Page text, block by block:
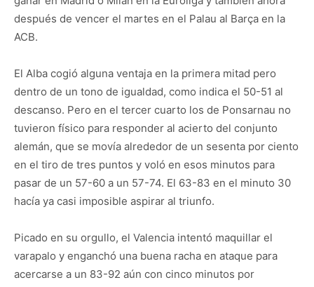
después de vencer el martes en el Palau al Barça en la
ACB.
El Alba cogió alguna ventaja en la primera mitad pero
dentro de un tono de igualdad, como indica el 50-51 al
descanso. Pero en el tercer cuarto los de Ponsarnau no
tuvieron físico para responder al acierto del conjunto
alemán, que se movía alrededor de un sesenta por ciento
en el tiro de tres puntos y voló en esos minutos para
pasar de un 57-60 a un 57-74. El 63-83 en el minuto 30
hacía ya casi imposible aspirar al triunfo.
Picado en su orgullo, el Valencia intentó maquillar el
varapalo y enganchó una buena racha en ataque para
acercarse a un 83-92 aún con cinco minutos por